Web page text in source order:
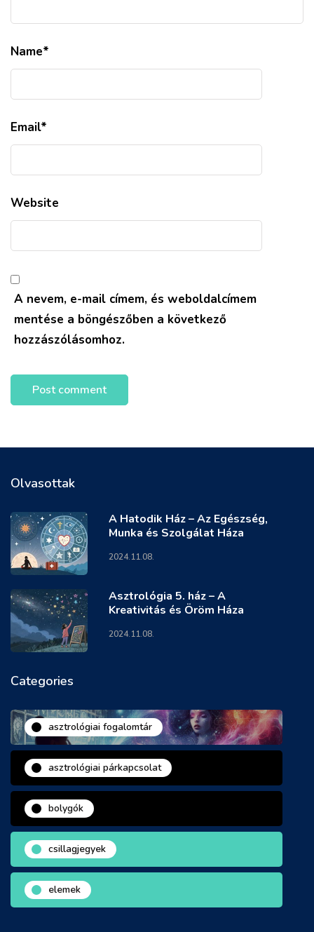
Name*
Email*
Website
A nevem, e-mail címem, és weboldalcímem
mentése a böngészőben a következő
hozzászólásomhoz.
Olvasottak
A Hatodik Ház – Az Egészség,
Munka és Szolgálat Háza
2024.11.08.
Asztrológia 5. ház – A
Kreativitás és Öröm Háza
2024.11.08.
Categories
asztrológiai fogalomtár
asztrológiai párkapcsolat
bolygók
csillagjegyek
elemek